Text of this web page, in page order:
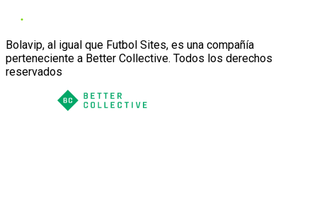
Bolavip, al igual que Futbol Sites, es una compañía
perteneciente a Better Collective. Todos los derechos
reservados